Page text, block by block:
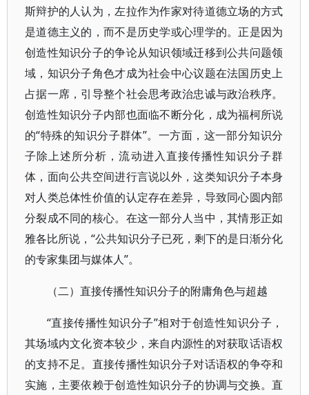
斯辩护的人认为，左拉作为作家对待道德立场的方式
是道德主义的，而不是历史学或心理学的。正是因为
创造性知识分子的争论从知识领域迁移到公共问题领
域，知识分子角色才成为社会中心议题在法国历史上
占据一席，引导整个社会思考政治忠诚与政治秩序。
创造性知识分子内部也面临不断分化，成为福柯所说
的“特殊的知识分子群体”。一方面，这一部分知识分
子除上述所分析，流动进入直接传播性知识分子群
体，面向公共空间进行言说以外，这类知识分子本身
对人类总体性价值的认定存在差异，导致同心圆内部
分裂成不同的核心。在这一部分人当中，其情形正如
雅各比所说，“公共知识分子已死，剩下的是日渐分化
的专家集团与媒体人”。
（二）直接传播性知识分子的附庸角色与超越
“直接传播性知识分子”相对于创造性知识分子，
其场域内文化资本较少，来自内源性的对获取话语权
的支持不足。直接传播性知识分子对话语权的争夺和
实施，主要依赖于创造性知识分子的协调与交换。直